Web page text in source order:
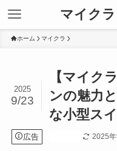
マイク
ホーム マイクラ
【マイク
ンの魅力
な小型ス
2025
9/23
広告 2025